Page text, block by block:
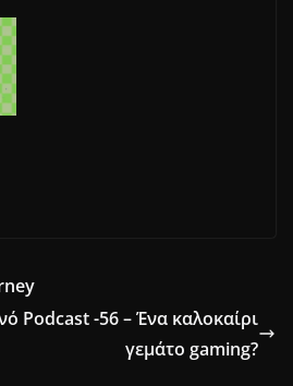
Podcast -56 – Ένα καλοκαίρι
γεμάτο gaming?